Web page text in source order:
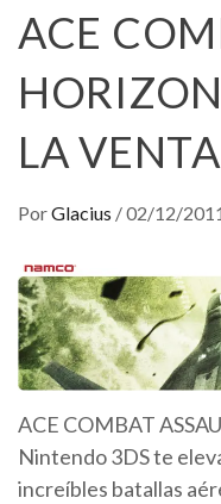
ACE
LA VENTA
PorGlacius /02/12/
ACE COMBAT
Nintendo 3DS te
increíbles batallas